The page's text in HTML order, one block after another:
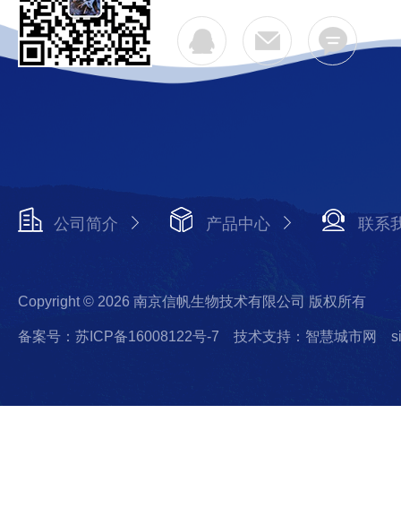
公司简介 产品中心 联系
Copyright © 2026 南京信帆生物技术有限公司 版权所有
备案号：苏ICP备16008122号-7 技术支持：智慧城市网